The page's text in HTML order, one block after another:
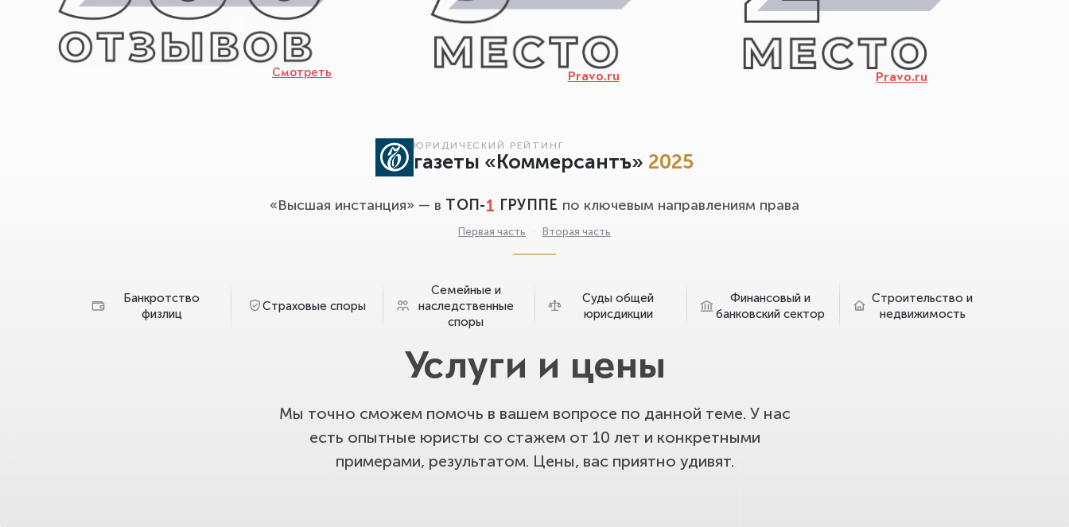
Смотреть Pravo.ru Pravo.ru
ЮРИДИЧЕСКИЙ РЕЙТИНГ
газеты «Коммерсантъ» 2025
«Высшая инстанция» — в ТОП-1 ГРУППЕ по ключевым направлениям права
Первая часть · Вторая часть
Банкротство
физлиц
Страховые споры
Семейные и
наследственные
споры
Суды общей
юрисдикции
Финансовый и
банковский сектор
Строительство и
недвижимость
Услуги и цены
Мы точно сможем помочь в вашем вопросе по данной теме. У нас
есть опытные юристы со стажем от 10 лет и конкретными
примерами, результатом. Цены, вас приятно удивят.